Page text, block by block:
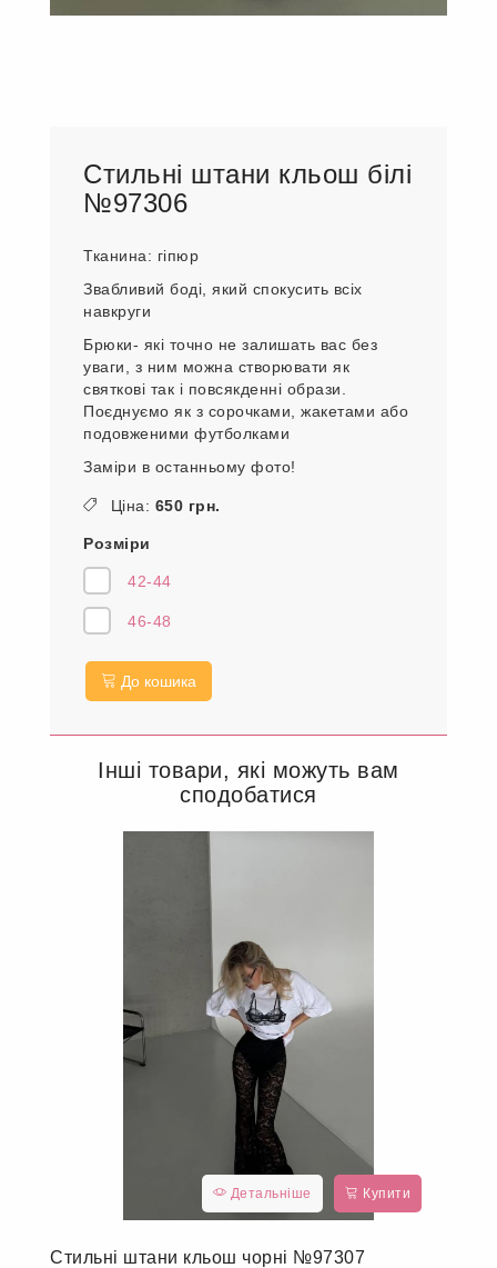
Стильні штани кльош білі
№97306
Тканина: гіпюр
Звабливий боді, який спокусить всіх
навкруги
Брюки- які точно не залишать вас без
уваги, з ним можна створювати як
святкові так і повсякденні образи.
Поєднуємо як з сорочками, жакетами або
подовженими футболками
Заміри в останньому фото!
Ціна: 650 грн.
Розміри
42-44
46-48
До кошика
Інші товари, які можуть вам
сподобатися
Детальніше Купити
Стильні штани кльош чорні №97307